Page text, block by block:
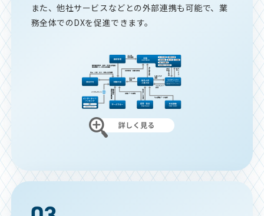
また、他社サービスなどとの外部連携も可能で、業
務全体でのDXを促進できます。